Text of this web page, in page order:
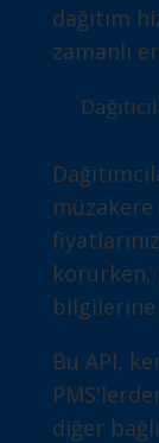
dağıtım
zamanlı
korurken,
bilgilerine
Bu API,
diğer